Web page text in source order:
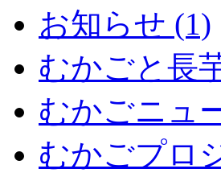
お知らせ (1)
むかごと長
むかごニュ
むかごプロ